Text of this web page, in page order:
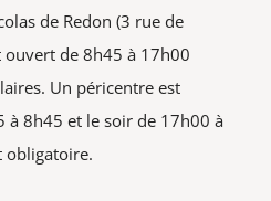
de Redon (3 rue de
ouvert de 8h45 à 17h00
Un péricentre est
à 8h45 et le soir de 17h00 à
obligatoire.